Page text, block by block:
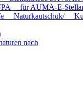
TPA für AUMA-E-
Naturkautschuk/
nach